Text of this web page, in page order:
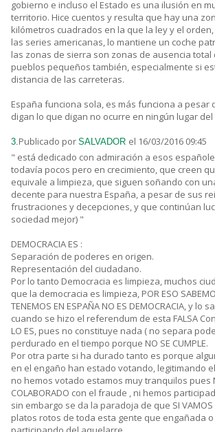
gobierno e incluso el Estado es una ilusión en
territorio. Hice cuentos y resulta que hay una
kilómetros cuadrados en la que la ley y el
las series americanas, lo mantiene un coche
las zonas de sierra son zonas de ausencia total
pueblos pequeños también, especialmente si
distancia de las carreteras.
España funciona sola, es más funciona a pesar
digan lo que digan no ocurre en ningún lugar del
3.Publicado por SALVADOR el 16/03/2016 09:45
" está dedicado con admiración a esos
todavía pocos pero en crecimiento, que creen
equivale a limpieza, que siguen soñando con
decente para nuestra España, a pesar de sus
frustraciones y decepciones, y que continúan
sociedad mejor) "
DEMOCRACIA ES :
Separación de poderes en origen.
Representación del ciudadano.
Por lo tanto Democracia es limpieza, muchos
que la democracia es limpieza, POR ESO
TENEMOS EN ESPAÑA NO ES DEMOCRACIA, y lo
cuando se hizo el referendum de esta FALSA
LO ES, pues no constituye nada ( no separa
perdurado en el tiempo porque NO SE CUMPLE.
Por otra parte si ha durado tanto es porque
en el engaño han estado votando, legitimando
no hemos votado estamos muy tranquilos pues
COLABORADO con el fraude , ni hemos
sin embargo se da la paradoja de que SI VAMOS
platos rotos de toda esta gente que engañada